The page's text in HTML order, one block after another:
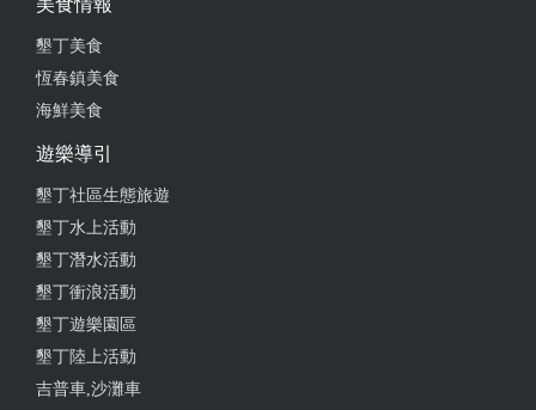
美食情報
墾丁美食
恆春鎮美食
海鮮美食
遊樂導引
墾丁社區生態旅遊
墾丁水上活動
墾丁潛水活動
墾丁衝浪活動
墾丁遊樂園區
墾丁陸上活動
吉普車,沙灘車